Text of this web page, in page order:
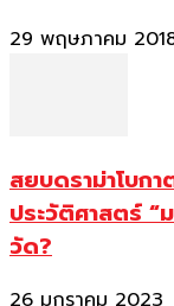
29 พฤษภาคม
สยบดราม่าโบก
ประวัติศาสตร์ “
วัด?
26 มกราคม 2023